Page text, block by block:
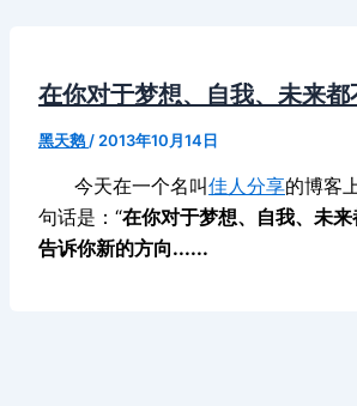
在你对于梦想、自我、未来
黑天鹅 / 2013年10月14日
今天在一个名叫佳人分享的博客
句话是：“在你对于梦想、自我、未
告诉你新的方向......